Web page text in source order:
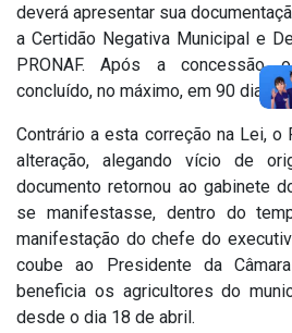
deverá apresentar sua
a Certidão Negativa Municipal e
PRONAF. Após a concessão
concluído, no máximo, em 90 dias.
Contrário a esta correção na Lei,
alteração, alegando vício de
documento retornou ao gabinete
se manifestasse, dentro do
manifestação do chefe do
coube ao Presidente da
beneficia os agricultores do
desde o dia 18 de abril.